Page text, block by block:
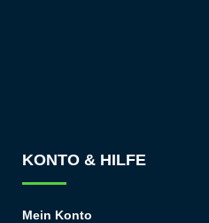
KONTO & HILFE
Mein Konto